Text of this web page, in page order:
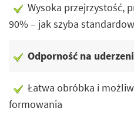
Wysoka przejrzystość,
90% – jak szyba
Odporność na
Łatwa obróbka i
formowania